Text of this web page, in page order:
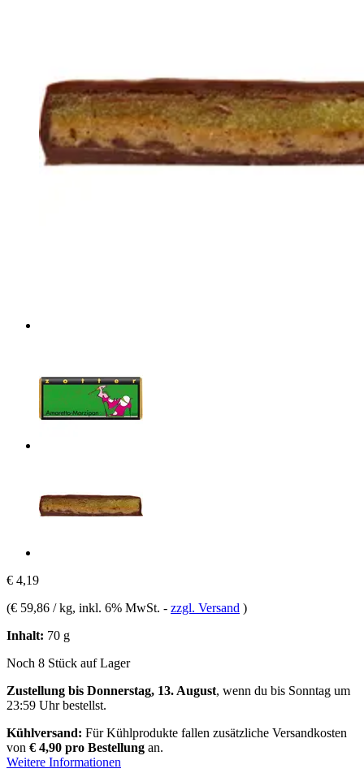
€ 4,19
(€ 59,86 / kg, inkl. 6% MwSt. - zzgl. Versand )
Inhalt: 70 g
Noch 8 Stück auf Lager
Zustellung bis Donnerstag, 13. August, wenn du bis Sonntag um
23:59 Uhrbestellst.
Kühlversand: Für Kühlprodukte fallen zusätzliche Versandkosten
von € 4,90 pro Bestellung an.
Weitere Informationen